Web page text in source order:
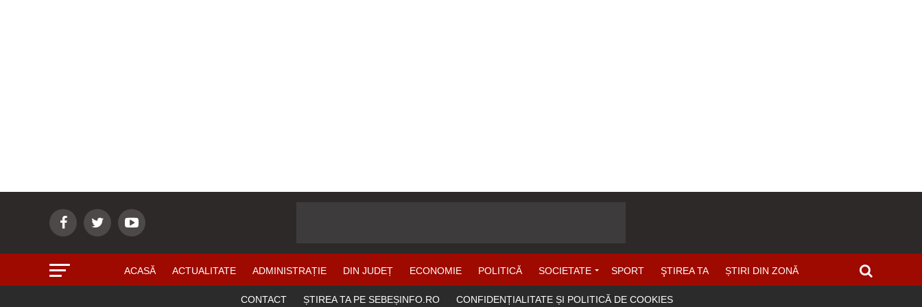
ACASĂ ACTUALITATE ADMINISTRAȚIE DIN JUDEȚ ECONOMIE POLITICĂ SOCIETATE SPORT ŞTIREA TA ȘTIRI DIN ZONĂ
CONTACT ȘTIREA TA PE SEBEȘINFO.RO CONFIDENȚIALITATE ȘI POLITICĂ DE COOKIES